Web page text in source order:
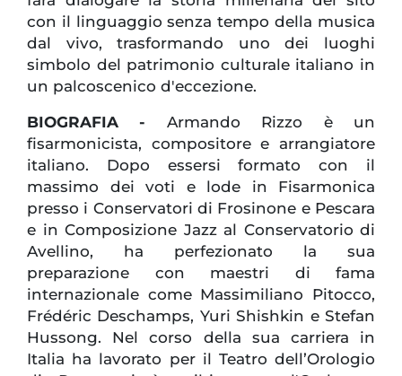
con il linguaggio senza tempo della musica
dal vivo, trasformando uno dei luoghi
simbolo del patrimonio culturale italiano in
un palcoscenico d'eccezione.
BIOGRAFIA - Armando Rizzo è un
fisarmonicista, compositore e arrangiatore
italiano. Dopo essersi formato con il
massimo dei voti e lode in Fisarmonica
presso i Conservatori di Frosinone e Pescara
e in Composizione Jazz al Conservatorio di
Avellino, ha perfezionato la sua
preparazione con maestri di fama
internazionale come Massimiliano Pitocco,
Frédéric Deschamps, Yuri Shishkin e Stefan
Hussong. Nel corso della sua carriera in
Italia ha lavorato per il Teatro dell’Orologio